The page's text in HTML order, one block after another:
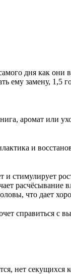
дня как
ему замену,
аромат или
и
расчёсывание
что дает
справиться с
нет секущихся